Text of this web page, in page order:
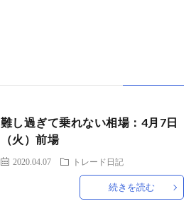
ト
ー
放
難し過ぎて乗れない相場：4月7日
（火）前場
2020.04.07 トレード日記
続きを読む